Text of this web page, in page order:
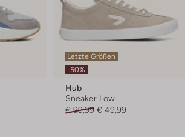
Letzte Größen
-50%
Hub
Sneaker Low
€ 99,99 € 49,99